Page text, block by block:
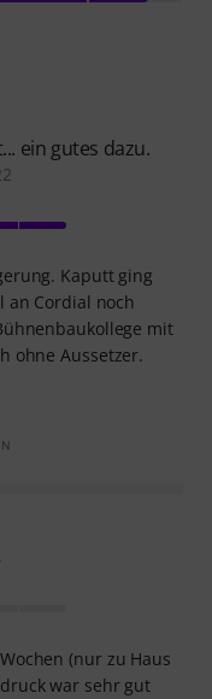
ein gutes dazu.
Kaputt ging
an Cordial noch
mit
ohne Aussetzer.
(nur zu Haus
war sehr gut